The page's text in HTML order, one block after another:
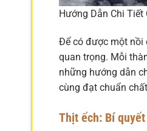
Hướng Dẫn Chi
Để có được một nồi
quan trọng. Mỗi
những hướng dẫn
cùng đạt chuẩn
Thịt ếch: Bí